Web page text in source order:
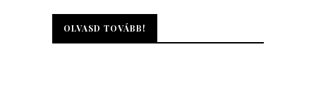
OLVASD TOVÁBB!
OLVASD TOVÁBB!